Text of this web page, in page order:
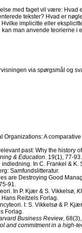
med faget vil være: Hvad
tekster? Hvad er
implicitte eller
man anvende teorierne i
via spørgsmål og
Organizations: A
past: Why the history
& Education. 19(1), 77-93.
In C. Frankel & K.
Samfundslitteratur.
are Destroying Good
91.
In P. Kjær & S. Vikkelsø,
Reitzels Forlag.
I: S. Vikkelsø & P.
Forlag.
Business Review,
and commitment in a high-